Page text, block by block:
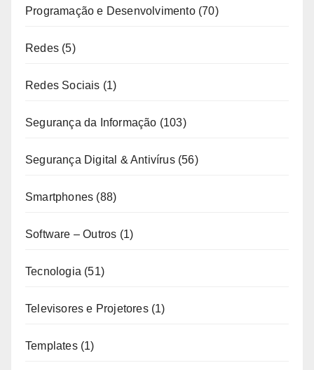
Programação e Desenvolvimento(70)
Redes (5)
Redes Sociais (1)
Segurança da Informação (103)
Segurança Digital & Antivírus(56)
Smartphones (88)
Software – Outros (1)
Tecnologia (51)
Televisores e Projetores(1)
Templates(1)